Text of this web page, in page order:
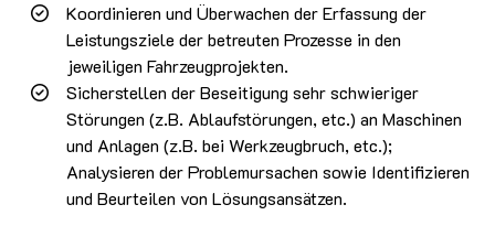
Koordinieren und Überwachen der Erfassung der
Leistungsziele der betreuten Prozesse in den
jeweiligen Fahrzeugprojekten.
Sicherstellen der Beseitigung sehr schwieriger
Störungen (z.B. Ablaufstörungen, etc.) an Maschinen
und Anlagen (z.B. bei Werkzeugbruch, etc.);
Analysieren der Problemursachen sowie Identifizieren
und Beurteilen von Lösungsansätzen.